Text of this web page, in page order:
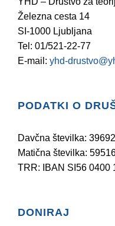
Železna cesta 14
SI-1000 Ljubljana
Tel: 01/521-22-77
E-mail: yhd-
PODATKI O
Davčna številka:
Matična številka:
TRR: IBAN SI56 0400
DONIRAJ